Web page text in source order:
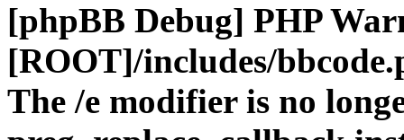
[phpBB Debug] PHP
[ROOT]/includes/
The /e modifier is no